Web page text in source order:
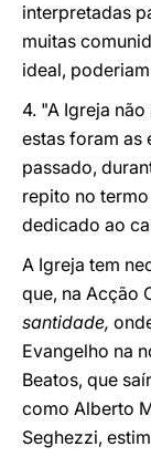
interpretadas
muitas
ideal,
4. "A Igreja
estas foram as
passado,
repito no
dedicado ao
A Igreja tem
que, na Acção
santidade,
Evangelho na
Beatos, que
como Alberto
Seghezzi,